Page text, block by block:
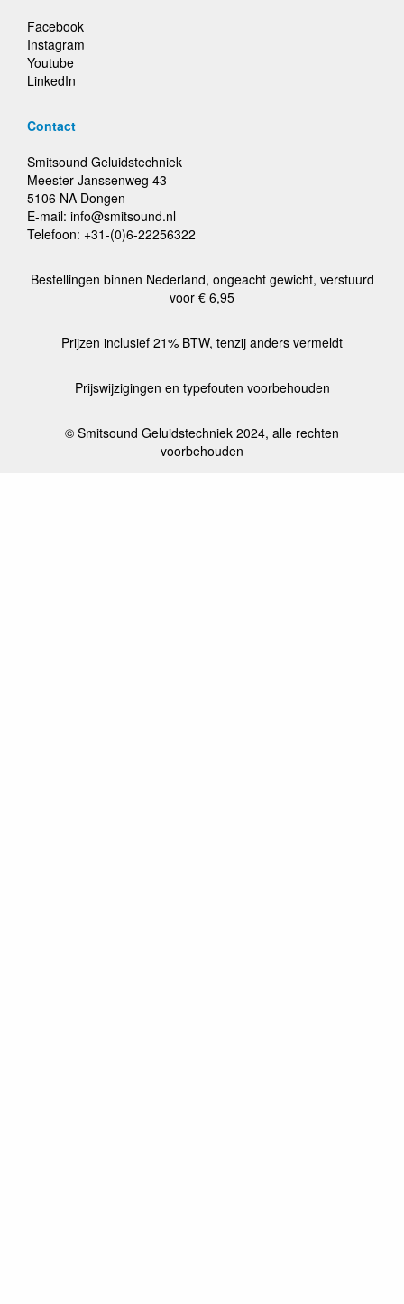
Facebook
Instagram
Youtube
LinkedIn
Contact
Smitsound Geluidstechniek
Meester Janssenweg 43
5106 NA Dongen
E-mail: info@smitsound.nl
Telefoon: +31-(0)6-22256322
Bestellingen binnen Nederland, ongeacht gewicht, verstuurd
voor € 6,95
Prijzen inclusief 21% BTW, tenzij anders vermeldt
Prijswijzigingen en typefouten voorbehouden
© Smitsound Geluidstechniek 2024, alle rechten
voorbehouden